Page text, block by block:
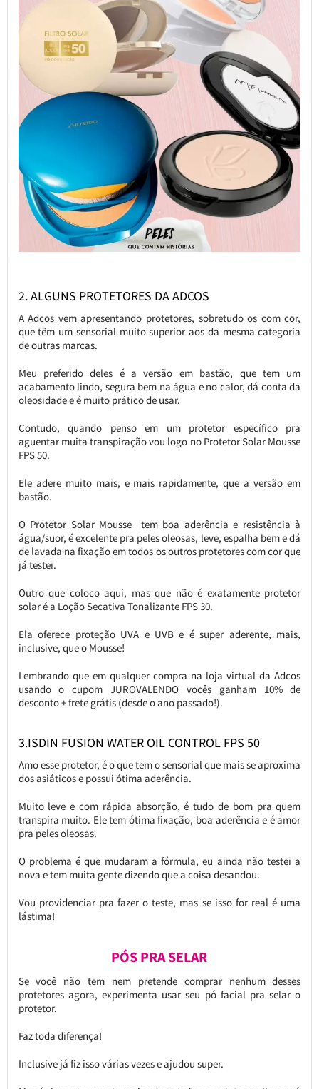
2. ALGUNS PROTETORES DA ADCOS
A Adcos vem apresentando protetores, sobretudo os com cor,
que têm um sensorial muito superior aos da mesma categoria
de outras marcas.
Meu preferido deles é a versão em bastão, que tem um
acabamento lindo, segura bem na água e no calor, dá conta da
oleosidade e é muito prático de usar.
Contudo, quando penso em um protetor específico pra
aguentar muita transpiração vou logo no Protetor Solar Mousse
FPS 50.
Ele adere muito mais, e mais rapidamente, que a versão em
bastão.
O Protetor Solar Mousse tem boa aderência e resistência à
água/suor, é excelente pra peles oleosas, leve, espalha bem e dá
de lavada na fixação em todos os outros protetores com cor que
já testei.
Outro que coloco aqui, mas que não é exatamente protetor
solar é a Loção Secativa Tonalizante FPS 30.
Ela oferece proteção UVA e UVB e é super aderente, mais,
inclusive, que o Mousse!
Lembrando que em qualquer compra na loja virtual da Adcos
usando o cupom JUROVALENDO vocês ganham 10% de
desconto + frete grátis (desde o ano passado!).
3.ISDIN FUSION WATER OIL CONTROL FPS 50
Amo esse protetor, é o que tem o sensorial que mais se aproxima
dos asiáticos e possui ótima aderência.
Muito leve e com rápida absorção, é tudo de bom pra quem
transpira muito. Ele tem ótima fixação, boa aderência e é amor
pra peles oleosas.
O problema é que mudaram a fórmula, eu ainda não testei a
nova e tem muita gente dizendo que a coisa desandou.
Vou providenciar pra fazer o teste, mas se isso for real é uma
lástima!
PÓS PRA SELAR
Se você não tem nem pretende comprar nenhum desses
protetores agora, experimenta usar seu pó facial pra selar o
protetor.
Faz toda diferença!
Inclusive já fiz isso várias vezes e ajudou super.